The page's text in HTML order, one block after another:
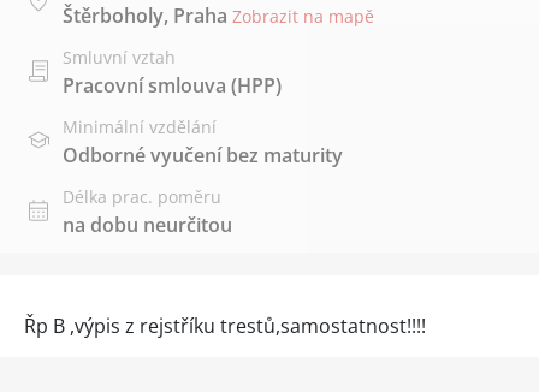
Štěrboholy, Praha Zobrazit na mapě
Smluvní vztah
Pracovní smlouva (HPP)
Minimální vzdělání
Odborné vyučení bez maturity
Délka prac. poměru
na dobu neurčitou
Řp B ,výpis z rejstříku trestů,samostatnost!!!!